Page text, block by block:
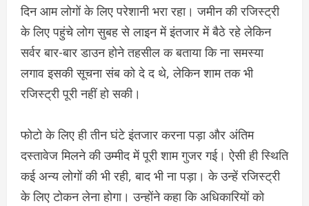
दिन आम लोगों के लिए परेशानी भरा रहा। जमीन की रजिस्ट्री
के लिए पहुंचे लोग सुबह से लाइन में इंतजार में बैठे रहे लेकिन
सर्वर बार-बार डाउन होने तहसील क बताया कि ना समस्या
लगाव इसकी सूचना संब को दे द थे, लेकिन शाम तक भी
रजिस्ट्री पूरी नहीं हो सकी।
फोटो के लिए ही तीन घंटे इंतजार करना पड़ा और अंतिम
दस्तावेज मिलने की उम्मीद में पूरी शाम गुजर गई। ऐसी ही स्थिति
कई अन्य लोगों की भी रही, बाद भी ना पड़ा। के उन्हें रजिस्ट्री
के लिए टोकन लेना होगा। उन्होंने कहा कि अधिकारियों को